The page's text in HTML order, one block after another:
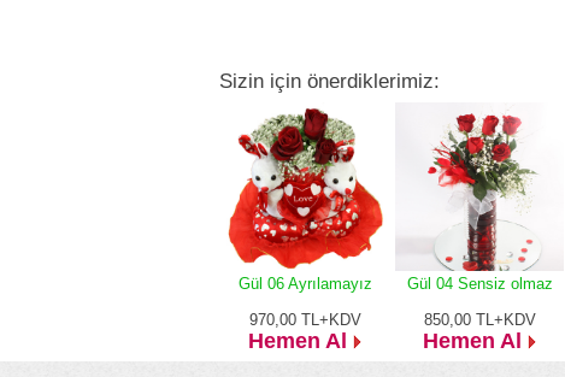
Sizin için önerdiklerimiz:
Gül 06 Ayrılamayız
970,00 TL+KDV
Hemen Al
Gül 04 Sensiz olmaz
850,00 TL+KDV
Hemen Al